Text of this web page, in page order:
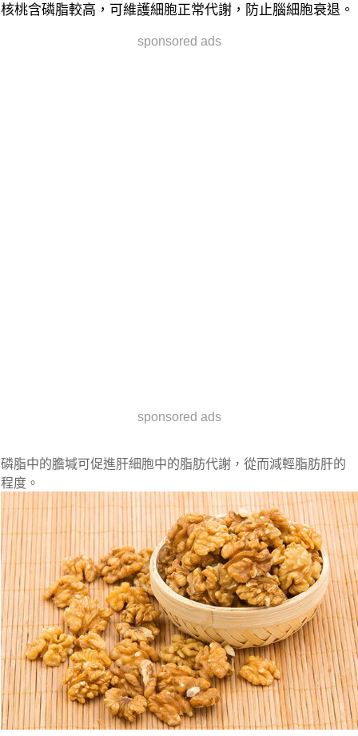
核桃含磷脂較高，可維護細胞正常代謝，防止腦細胞衰退。
sponsored ads
sponsored ads
磷脂中的膽堿可促進肝細胞中的脂肪代謝，從而減輕脂肪肝的
程度。